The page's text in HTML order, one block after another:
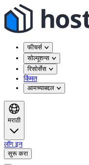
फीचर्स
सोल्यूशन्स
रिसोर्सेस
किंमत
आमच्याबद्दल
मराठी
लॉग इन
सुरू करा